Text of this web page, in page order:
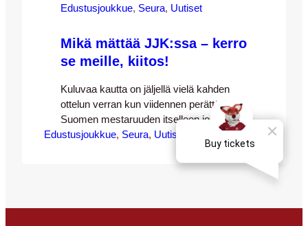
Edustusjoukkue, Seura, Uutiset
Mikä mättää JJK:ssa – kerro
se meille, kiitos!
Kuluvaa kautta on jäljellä vielä kahden
ottelun verran kun viidennen perättäisen
Suomen mestaruuden itselleen jo
varmistanut HJK saapuu Jyväskylään
sunnuntaina 20.10. ja Kettulauma käy
päättämässä kautensa Myllykoskella
pelkästään kauden 2014 valmisteluja
Edustusjoukkue, Seura, Uutiset